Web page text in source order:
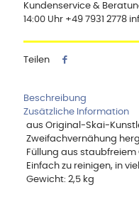
Kundenservice &
14:00 Uhr +49 7931
Teilen
Beschreibung
Zusätzliche Information
aus Original-Skai-
Zweifachvernähung
Füllung aus staubfreiem
Einfach zu reinigen, in
Gewicht: 2,5 kg